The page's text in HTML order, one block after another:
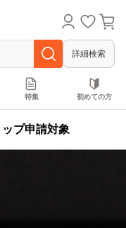
詳細検索
特集 初めての方
プ申請対象